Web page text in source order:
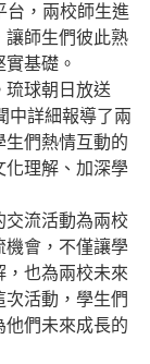
台，兩校師生進
讓師生們彼此熟
基礎。
琉球朝日放送
中詳細報導了兩
們熱情互動的
化理解、加深學
交流活動為兩校
機會，不僅讓學
也為兩校未來
活動，學生們
們未來成長的